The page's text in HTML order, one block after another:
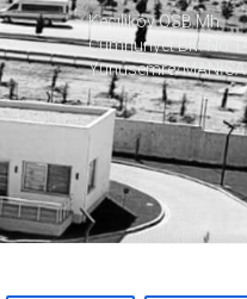
Keçiliköy OSB Mh.
Cumhuriyet Blv.
Yunusemre/MANİSA